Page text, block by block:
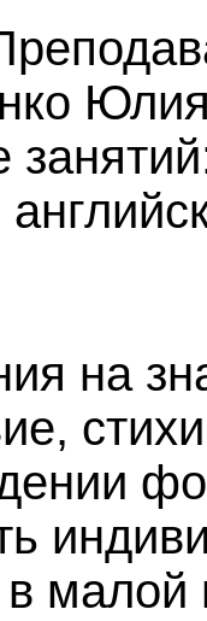
на
малой